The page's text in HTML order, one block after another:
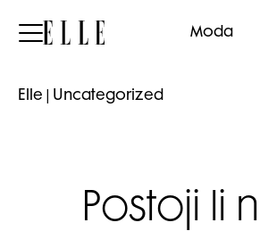
Elle Moda
Elle Uncategorized
Postoji li